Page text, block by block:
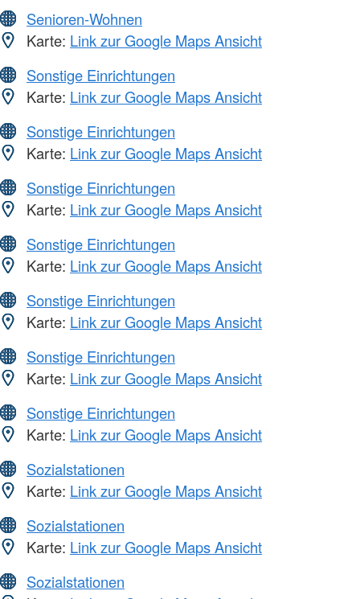
Senioren-Wohnen
Karte: Link zur Google Maps Ansicht
Sonstige Einrichtungen
Karte: Link zur Google Maps Ansicht
Sonstige Einrichtungen
Karte: Link zur Google Maps Ansicht
Sonstige Einrichtungen
Karte: Link zur Google Maps Ansicht
Sonstige Einrichtungen
Karte: Link zur Google Maps Ansicht
Sonstige Einrichtungen
Karte: Link zur Google Maps Ansicht
Sonstige Einrichtungen
Karte: Link zur Google Maps Ansicht
Sonstige Einrichtungen
Karte: Link zur Google Maps Ansicht
Sozialstationen
Karte: Link zur Google Maps Ansicht
Sozialstationen
Karte: Link zur Google Maps Ansicht
Sozialstationen